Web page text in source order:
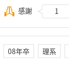
感謝
1
08年卒 理系